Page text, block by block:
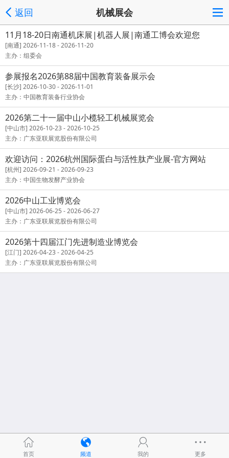
返回 机械展会
11月18-20日南通机床展|机器人展|南通工博会欢迎您
[南通] 2026-11-18 - 2026-11-20
主办：组委会
参展报名2026第88届中国教育装备展示会
[长沙] 2026-10-30 - 2026-11-01
主办：中国教育装备行业协会
2026第二十一届中山小榄轻工机械展览会
[中山市] 2026-10-23 - 2026-10-25
主办：广东亚联展览股份有限公司
欢迎访问：2026杭州国际蛋白与活性肽产业展-官方网站
[杭州] 2026-09-21 - 2026-09-23
主办：中国生物发酵产业协会
2026中山工业博览会
[中山市] 2026-06-25 - 2026-06-27
主办：广东亚联展览股份有限公司
2026第十四届江门先进制造业博览会
[江门] 2026-04-23 - 2026-04-25
主办：广东亚联展览股份有限公司
首页 频道 我的 更多